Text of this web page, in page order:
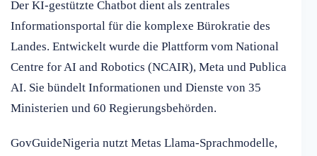
Der KI-gestützte Chatbot dient als zentrales
Informationsportal für die komplexe Bürokratie des
Landes. Entwickelt wurde die Plattform vom National
Centre for AI and Robotics (NCAIR), Meta und Publica
AI. Sie bündelt Informationen und Dienste von 35
Ministerien und 60 Regierungsbehörden.
GovGuideNigeria nutzt Metas Llama-Sprachmodelle,